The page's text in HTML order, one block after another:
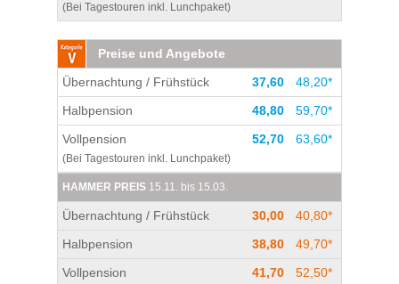
(Bei Tagestouren inkl. Lunchpaket)
Preise und Angebote
Übernachtung / Frühstück
37,60
48,20*
Halbpension
48,80
59,70*
Vollpension
(Bei Tagestouren inkl. Lunchpaket)
52,70 63,60*
HAMMER PREIS 15.11. bis 15.03.
Übernachtung / Frühstück 30,00
40,80*
Halbpension
38,80
49,70*
Vollpension
41,70 52,50*